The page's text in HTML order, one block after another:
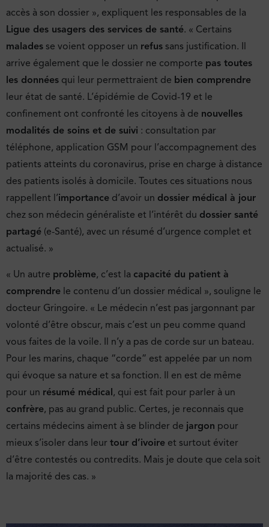
accès à son dossier », expliquent les responsables de la
Ligue des usagers des services de santé. « Certains
malades se voient opposer un refus sans justification. Il
arrive également que le dossier ne comporte pas toutes
les données qui leur permettraient de bien comprendre
leur état de santé. L’épidémie de Covid-19 et le
confinement ont confronté les citoyens à de nouvelles
modalités de soins et de suivi : consultation par
téléphone, application GSM pour l’accompagnement des
patients atteints du coronavirus, prise en charge à distance
des patients isolés à domicile. Toutes ces situations nous
rappellent l’importance d’avoir un dossier médical à jour
chez son médecin généraliste et l’intérêt du dossier santé
partagé (e-Santé), avec un résumé d’urgence complet et
actualisé. »
« Un autre problème, c’est la capacité du patient à
comprendre le contenu d’un dossier médical », souligne le
docteur Gringoire. « Le médecin n’est pas jargonnant par
volonté d’être obscur, mais c’est un peu comme quand
vous faites de la voile. Il n’y a pas de corde sur un bateau.
Pour les marins, chaque “corde” est appelée par un nom
qui évoque sa nature et sa fonction. Il en est de même
pour un résumé médical, qui est fait pour parler à un
confrère, pas au grand public. Certes, je reconnais que
certains médecins aiment à se blinder de jargon pour
mieux s’isoler dans leur tour d’ivoire et surtout éviter
d’être contestés ou contredits. Mais je doute que cela soit
la majorité des cas. »